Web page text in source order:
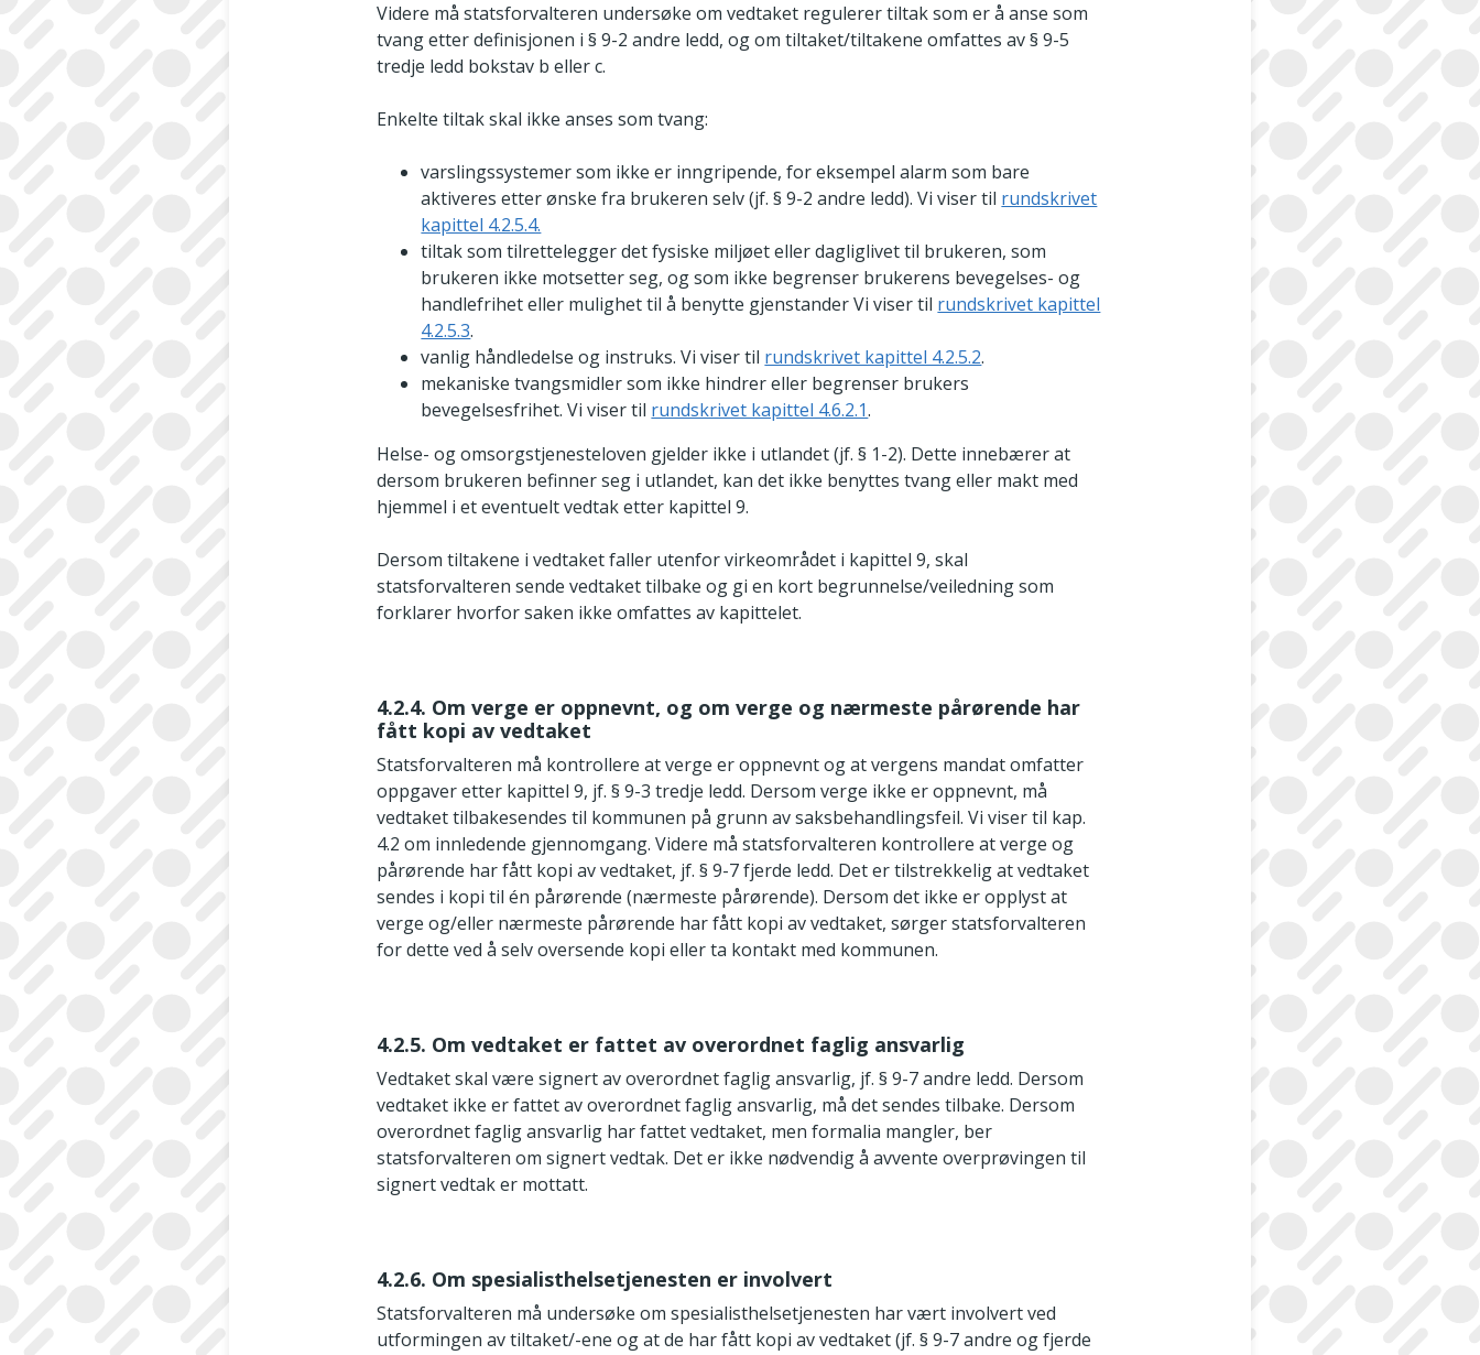
Videre må statsforvalteren undersøke om vedtaket regulerer tiltak som er å anse som
tvang etter definisjonen i § 9-2 andre ledd, og om tiltaket/tiltakene omfattes av § 9-5
tredje ledd bokstav b eller c.
Enkelte tiltak skal ikke anses som tvang:
varslingssystemer som ikke er inngripende, for eksempel alarm som bare
aktiveres etter ønske fra brukeren selv (jf. § 9-2 andre ledd). Vi viser til rundskrivet
kapittel 4.2.5.4.
tiltak som tilrettelegger det fysiske miljøet eller dagliglivet til brukeren, som
brukeren ikke motsetter seg, og som ikke begrenser brukerens bevegelses- og
handlefrihet eller mulighet til å benytte gjenstander Vi viser til rundskrivet kapittel
4.2.5.3.
vanlig håndledelse og instruks. Vi viser til rundskrivet kapittel 4.2.5.2.
mekaniske tvangsmidler som ikke hindrer eller begrenser brukers
bevegelsesfrihet. Vi viser til rundskrivet kapittel 4.6.2.1.
Helse- og omsorgstjenesteloven gjelder ikke i utlandet (jf. § 1-2). Dette innebærer at
dersom brukeren befinner seg i utlandet, kan det ikke benyttes tvang eller makt med
hjemmel i et eventuelt vedtak etter kapittel 9.
Dersom tiltakene i vedtaket faller utenfor virkeområdet i kapittel 9, skal
statsforvalteren sende vedtaket tilbake og gi en kort begrunnelse/veiledning som
forklarer hvorfor saken ikke omfattes av kapittelet.
4.2.4. Om verge er oppnevnt, og om verge og nærmeste pårørende har
fått kopi av vedtaket
Statsforvalteren må kontrollere at verge er oppnevnt og at vergens mandat omfatter
oppgaver etter kapittel 9, jf. § 9-3 tredje ledd. Dersom verge ikke er oppnevnt, må
vedtaket tilbakesendes til kommunen på grunn av saksbehandlingsfeil. Vi viser til kap.
4.2 om innledende gjennomgang. Videre må statsforvalteren kontrollere at verge og
pårørende har fått kopi av vedtaket, jf. § 9-7 fjerde ledd. Det er tilstrekkelig at vedtaket
sendes i kopi til én pårørende (nærmeste pårørende). Dersom det ikke er opplyst at
verge og/eller nærmeste pårørende har fått kopi av vedtaket, sørger statsforvalteren
for dette ved å selv oversende kopi eller ta kontakt med kommunen.
4.2.5. Om vedtaket er fattet av overordnet faglig ansvarlig
Vedtaket skal være signert av overordnet faglig ansvarlig, jf. § 9-7 andre ledd. Dersom
vedtaket ikke er fattet av overordnet faglig ansvarlig, må det sendes tilbake. Dersom
overordnet faglig ansvarlig har fattet vedtaket, men formalia mangler, ber
statsforvalteren om signert vedtak. Det er ikke nødvendig å avvente overprøvingen til
signert vedtak er mottatt.
4.2.6. Om spesialisthelsetjenesten er involvert
Statsforvalteren må undersøke om spesialisthelsetjenesten har vært involvert ved
utformingen av tiltaket/-ene og at de har fått kopi av vedtaket (jf. § 9-7 andre og fjerde